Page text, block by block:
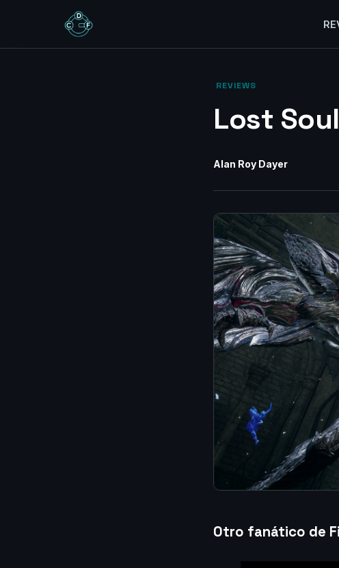
‎ REVIEWS‎
Lost
Alan Roy Dayer
Otro fanático de